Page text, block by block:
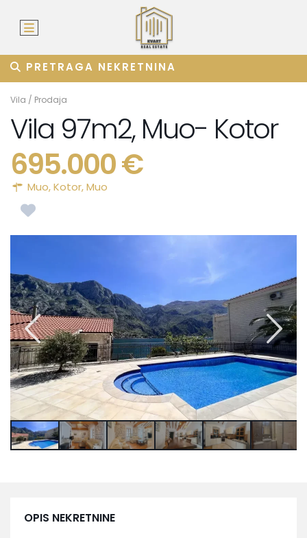
PRETRAGA NEKRETNINA
Vila / Prodaja
Vila 97m2, Muo- Kotor
695.000 €
Muo,Kotor,Muo
OPIS NEKRETNINE